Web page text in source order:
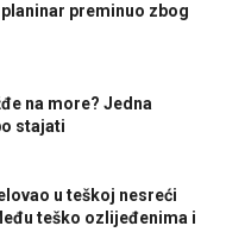
preminuo zbog
na more? Jedna
stajati
u teškoj nesreći
teško ozlijeđenima i